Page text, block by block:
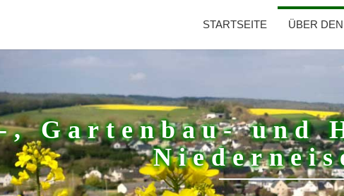
STARTSEITE ÜBER
, Gartenbau- und